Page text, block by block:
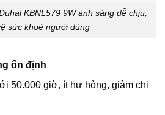
KBNL579 9W ánh sáng dễ chịu,
sức khoẻ người dùng
ổn định
50.000 giờ, ít hư hỏng, giảm chi